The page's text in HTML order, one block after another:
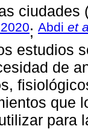
ciudades
; Abdi et
estudios
de
que
para